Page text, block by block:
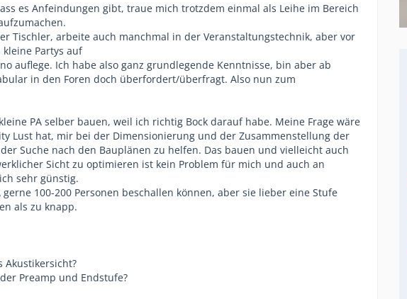
es Anfeindungen gibt, traue mich trotzdem einmal als Leihe im Bereich
Tischler, arbeite auch manchmal in der Veranstaltungstechnik, aber vor
Partys auf
auflege. Ich habe also ganz grundlegende Kenntnisse, bin aber ab
in den Foren doch überfordert/überfragt. Also nun zum
PA selber bauen, weil ich richtig Bock darauf habe. Meine Frage wäre
Lust hat, mir bei der Dimensionierung und der Zusammenstellung der
Suche nach den Bauplänen zu helfen. Das bauen und vielleicht auch
Sicht zu optimieren ist kein Problem für mich und auch an
sehr günstig.
100-200 Personen beschallen können, aber sie lieber eine Stufe
als zu knapp.
Akustikersicht?
Preamp und Endstufe?